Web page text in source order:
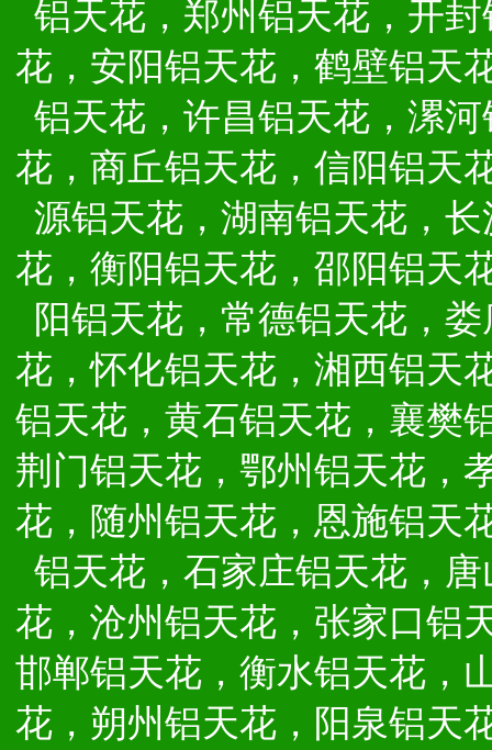
铝天花，郑州铝天花，开
花，安阳铝天花，鹤壁铝天
铝天花，许昌铝天花，漯
花，商丘铝天花，信阳铝天
源铝天花，湖南铝天花，
花，衡阳铝天花，邵阳铝天
阳铝天花，常德铝天花，
花，怀化铝天花，湘西铝天
铝天花，黄石铝天花，襄樊
荆门铝天花，鄂州铝天花，
花，随州铝天花，恩施铝天
铝天花，石家庄铝天花，
花，沧州铝天花，张家口铝
邯郸铝天花，衡水铝天花，
花，朔州铝天花，阳泉铝天